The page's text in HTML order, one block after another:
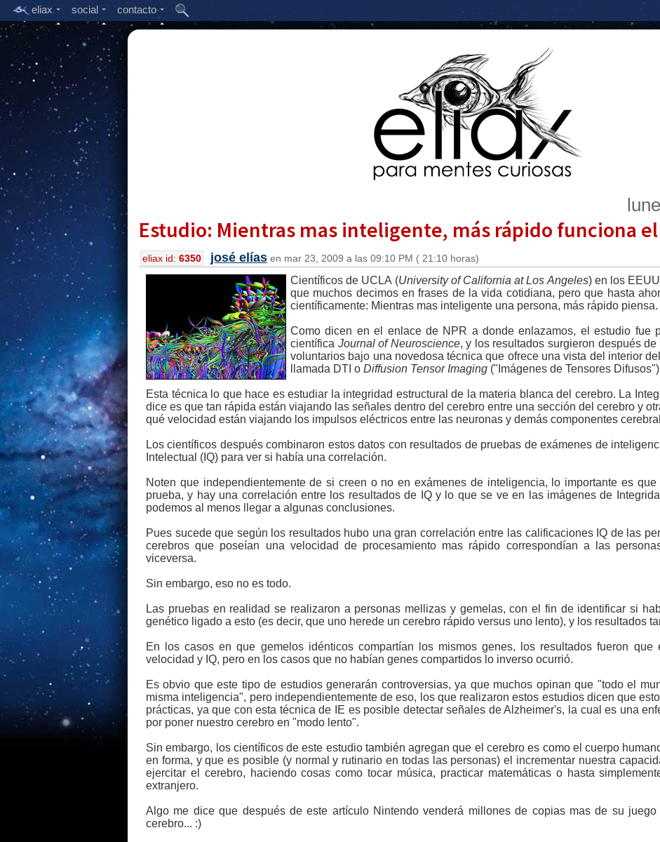
eliax social contacto
Estudio: Mientras mas inteligente, más rápido funciona
eliax id: 6350 josé elías en mar 23, 2009 a las 09:10 PM ( 21:10 horas)
Científicos de UCLA (University of California at Los Angeles) en los
que muchos decimos en frases de la vida cotidiana, pero que hasta
científicamente: Mientras mas inteligente una persona, más rápido piensa.
Como dicen en el enlace de NPR a donde enlazamos, el estudio fue
científica Journal of Neuroscience, y los resultados surgieron después
voluntarios bajo una novedosa técnica que ofrece una vista del interior
llamada DTI o Diffusion Tensor Imaging ("Imágenes de Tensores
Esta técnica lo que hace es estudiar la integridad estructural de la materia blanca del cerebro. La
dice es que tan rápida están viajando las señales dentro del cerebro entre una sección del cerebro y
qué velocidad están viajando los impulsos eléctricos entre las neuronas y demás componentes
Los científicos después combinaron estos datos con resultados de pruebas de exámenes de
Intelectual (IQ) para ver si había una correlación.
Noten que independientemente de si creen o no en exámenes de inteligencia, lo importante es
prueba, y hay una correlación entre los resultados de IQ y lo que se ve en las imágenes de
podemos al menos llegar a algunas conclusiones.
Pues sucede que según los resultados hubo una gran correlación entre las calificaciones IQ de las
cerebros que poseían una velocidad de procesamiento mas rápido correspondían a las
viceversa.
Sin embargo, eso no es todo.
Las pruebas en realidad se realizaron a personas mellizas y gemelas, con el fin de identificar si
genético ligado a esto (es decir, que uno herede un cerebro rápido versus uno lento), y los resultados
En los casos en que gemelos idénticos compartían los mismos genes, los resultados fueron que
velocidad y IQ, pero en los casos que no habían genes compartidos lo inverso ocurrió.
Es obvio que este tipo de estudios generarán controversias, ya que muchos opinan que "todo el
misma inteligencia", pero independientemente de eso, los que realizaron estos estudios dicen que
prácticas, ya que con esta técnica de IE es posible detectar señales de Alzheimer's, la cual es una
por poner nuestro cerebro en "modo lento".
Sin embargo, los científicos de este estudio también agregan que el cerebro es como el cuerpo
en forma, y que es posible (y normal y rutinario en todas las personas) el incrementar nuestra
ejercitar el cerebro, haciendo cosas como tocar música, practicar matemáticas o hasta
extranjero.
Algo me dice que después de este artículo Nintendo venderá millones de copias mas de su
cerebro... :)